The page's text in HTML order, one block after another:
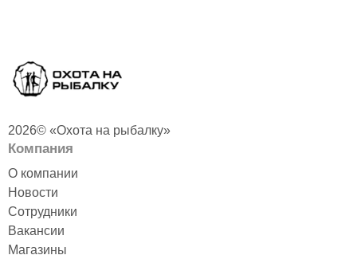
2026© «Охота на рыбалку»
Компания
О компании
Новости
Сотрудники
Вакансии
Магазины